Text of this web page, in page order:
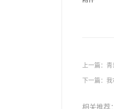
上一篇： 青
下一篇： 我
相关推荐：